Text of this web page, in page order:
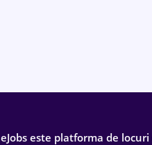
eJobs este platforma de